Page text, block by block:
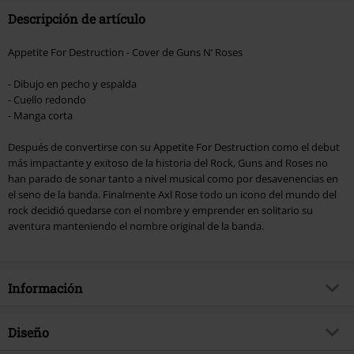
Descripción de artículo
Appetite For Destruction - Cover de Guns N‘ Roses
- Dibujo en pecho y espalda
- Cuello redondo
- Manga corta
Después de convertirse con su Appetite For Destruction como el debut
más impactante y exitoso de la historia del Rock, Guns and Roses no
han parado de sonar tanto a nivel musical como por desavenencias en
el seno de la banda. Finalmente Axl Rose todo un icono del mundo del
rock decidió quedarse con el nombre y emprender en solitario su
aventura manteniendo el nombre original de la banda.
Información
Artículo no.
Diseño